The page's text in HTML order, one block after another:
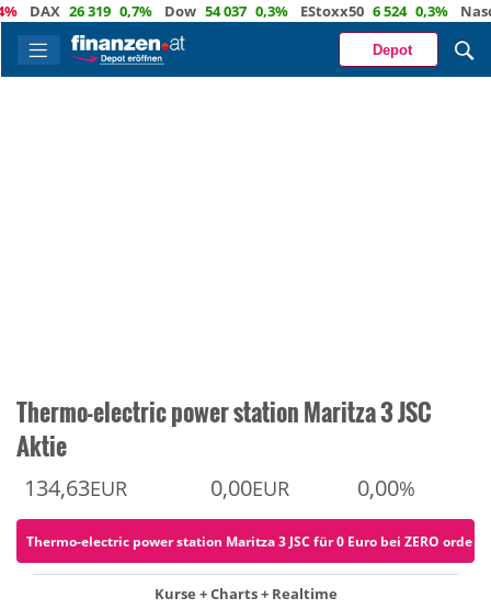
26 319 0,7% Dow 54 037 0,3% EStoxx50 6 524 0,3% Nasdaq
Depot
Thermo-electric power station Maritza 3 JSC
Aktie
134,63EUR 0,00EUR 0,00%
Thermo-electric power station Maritza 3 JSC für 0 Euro bei ZERO ordern
Kurse + Charts + Realtime